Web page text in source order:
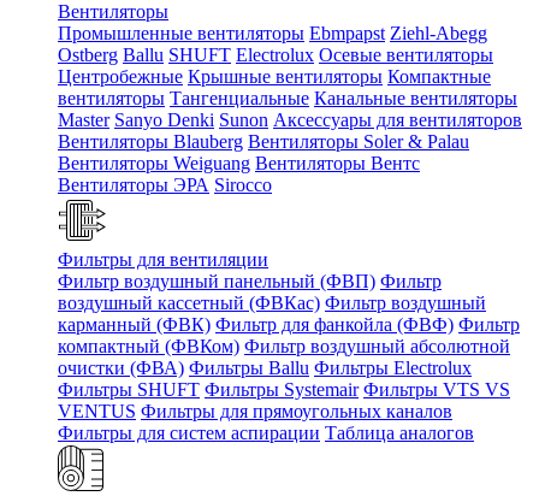
Вентиляторы
Промышленные вентиляторы Ebmpapst Ziehl-Abegg
Ostberg Ballu SHUFT Electrolux Осевые вентиляторы
Центробежные Крышные вентиляторы Компактные
вентиляторы Тангенциальные Канальные вентиляторы
Master Sanyo Denki Sunon Аксессуары для вентиляторов
Вентиляторы Blauberg Вентиляторы Soler & Palau
Вентиляторы Weiguang Вентиляторы Вентс
Вентиляторы ЭРА Sirocco
Фильтры для вентиляции
Фильтр воздушный панельный (ФВП) Фильтр
воздушный кассетный (ФВКас) Фильтр воздушный
карманный (ФВК) Фильтр для фанкойла (ФВФ) Фильтр
компактный (ФВКом) Фильтр воздушный абсолютной
очистки (ФВА) Фильтры Ballu Фильтры Electrolux
Фильтры SHUFT Фильтры Systemair Фильтры VTS VS
VENTUS Фильтры для прямоугольных каналов
Фильтры для систем аспирации Таблица аналогов